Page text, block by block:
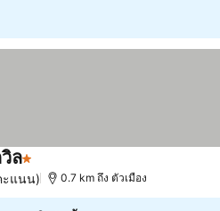
ล1 ดาวดูราคา
ะแนน) 0.7 km ถึง ตัวเมือง